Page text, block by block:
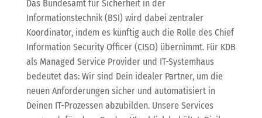
Das Bundesamt für Sicherheit in der
Informationstechnik (BSI) wird dabei zentraler
Koordinator, indem es künftig auch die Rolle des Chief
Information Security Officer (CISO) übernimmt. Für KDB
als Managed Service Provider und IT-Systemhaus
bedeutet das: Wir sind Dein idealer Partner, um die
neuen Anforderungen sicher und automatisiert in
Deinen IT-Prozessen abzubilden. Unsere Services